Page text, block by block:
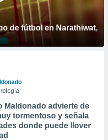
de fútbol en Narathiwat,
Maldonado advierte de
tormentoso y señala
donde puede llover